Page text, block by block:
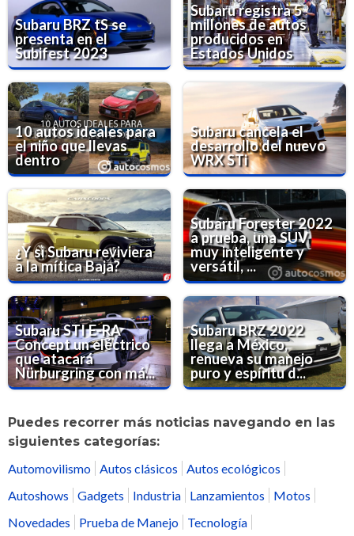
Subaru BRZ tS se
presenta en el
Subifest 2023
Subaru registra 5
millones de autos
producidos en
Estados Unidos
10 autos ideales para
el niño que llevas
dentro
Subaru cancela el
desarrollo del nuevo
WRX STi
¿Y si Subaru reviviera
a la mítica Baja?
Subaru Forester 2022
a prueba, una SUV
muy inteligente y
versátil, ...
Subaru STI E-RA
Concept un eléctrico
que atacará
Nürburgring con má...
Subaru BRZ 2022
llega a México,
renueva su manejo
puro y espíritu d...
Puedes recorrer más noticias navegando en las
siguientes categorías:
Automovilismo
Autos clásicos
Autos ecológicos
Autoshows
Gadgets Industria Lanzamientos
Motos
Novedades
Prueba de Manejo
Tecnología